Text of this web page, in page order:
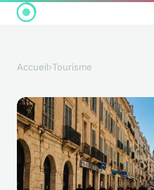
Accueil›Tourisme